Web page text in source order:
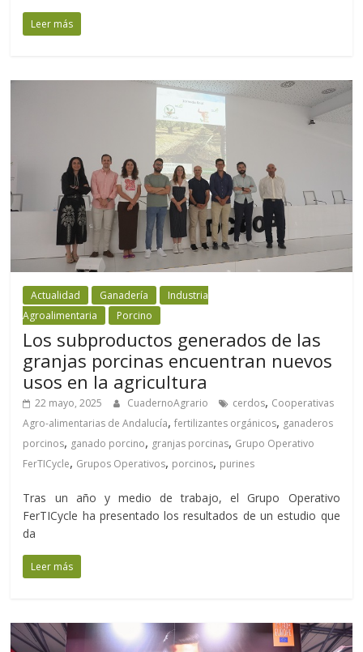
Leer más
Actualidad Ganadería
Industria
Agroalimentaria
Porcino
Los subproductos generados de las
granjas porcinas encuentran nuevos
usos en la agricultura
22 mayo, 2025 CuadernoAgrario cerdos, Cooperativas
Agro-alimentarias de Andalucía,fertilizantes orgánicos, ganaderos
porcinos, ganado porcino, granjas porcinas, Grupo Operativo
FerTICycle, Grupos Operativos, porcinos, purines
Tras un año y medio de trabajo, el Grupo Operativo
FerTICycle ha presentado los resultados de un estudio que
da
Leer más